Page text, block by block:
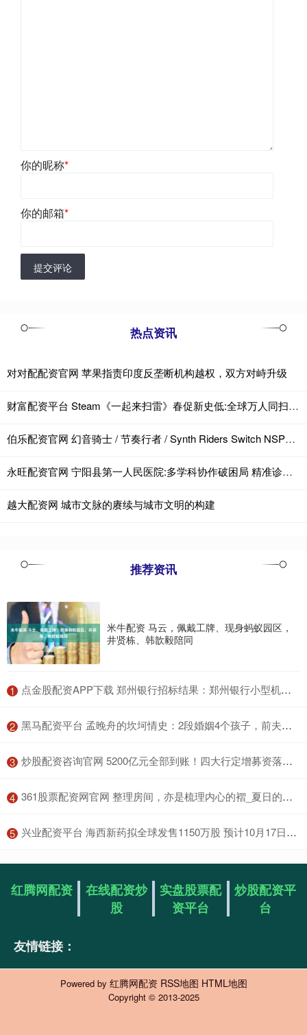
你的昵称*
你的邮箱*
提交评论
热点资讯
对对配配资官网 苹果指责印度反垄断机构越权，双方对峙升级
财富配资平台 Steam《一起来扫雷》春促新史低:全球万人同扫1000万颗雷!
伯乐配资官网 幻音骑士 / 节奏行者 / Synth Riders Switch NSP中文
永旺配资官网 宁阳县第一人民医院:多学科协作破困局 精准诊疗暖人心
越大配资网 城市文脉的赓续与城市文明的构建
推荐资讯
米牛配资 马云，佩戴工牌、现身蚂蚁园区，
井贤栋、韩歆毅陪同
1 ​点金股配资APP下载 郑州银行招标结果：郑州银行小型机第三方维保项目成交结果公示
2 ​黑马配资平台 孟晚舟的坎坷情史：2段婚姻4个孩子，前夫成谜，现任丈夫很优秀_刘晓_华为_工作
3 ​炒股配资咨询官网 5200亿元全部到账！四大行定增募资落地，财政部出资5000亿
4 ​361股票配资网官网 整理房间，亦是梳理内心的褶_夏日的阳光_夏天_收纳
5 ​兴业配资平台 海西新药拟全球发售1150万股 预计10月17日上市
红腾网配资
在线配资炒
股
实盘股票配
资平台
炒股配资平
台
友情链接：
Powered by 红腾网配资 RSS地图 HTML地图
Copyright © 2013-2025